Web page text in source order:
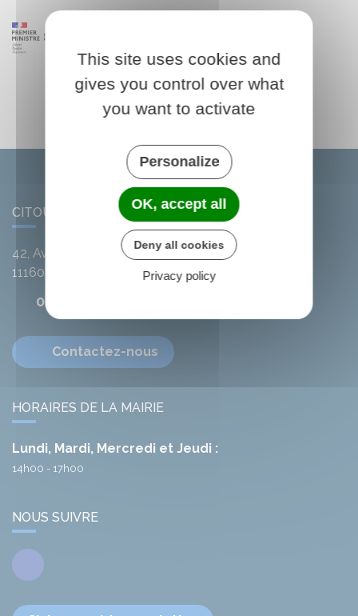
CITOU
42, Avenue de l'Argent-Double
11160
04 68 78 01 41
Contactez-nous
HORAIRES DE LA MAIRIE
Lundi, Mardi, Mercredi et Jeudi :
14h00 - 17h00
NOUS SUIVRE
Facebook
This site uses cookies and
gives you control over what
you want to activate
Personalize
OK, accept all
Deny all cookies
Privacy policy